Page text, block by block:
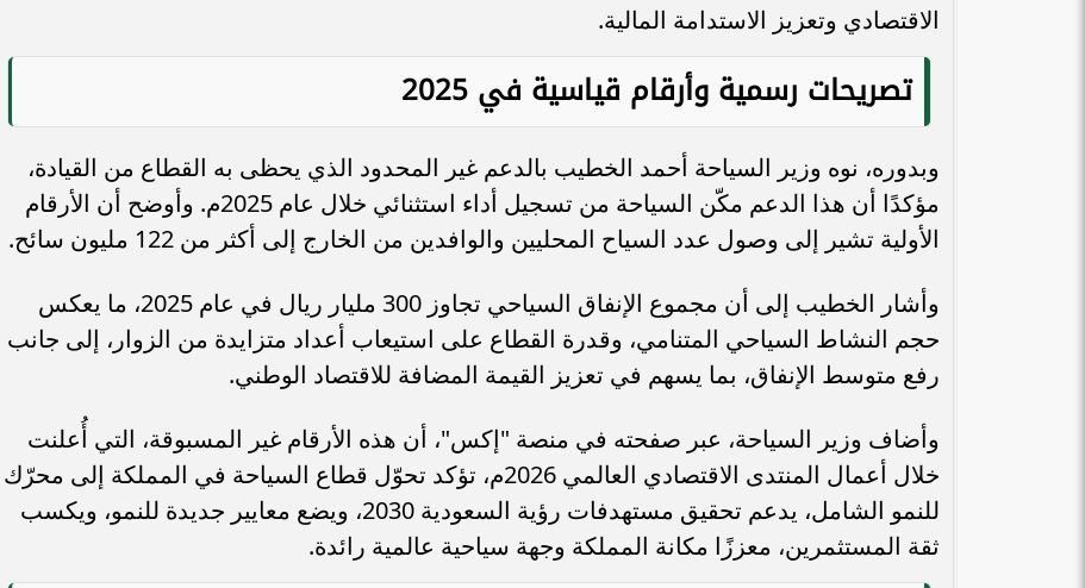
الاقتصادي وتعزيز الاستدامة المالية.
تصريحات رسمية وأرقام قياسية في 2025
وبدوره، نوه وزير السياحة أحمد الخطيب بالدعم غير المحدود الذي يحظى به القطاع من القيادة،
مؤكدًا أن هذا الدعم مكّن السياحة من تسجيل أداء استثنائي خلال عام 2025م. وأوضح أن الأرقام
الأولية تشير إلى وصول عدد السياح المحليين والوافدين من الخارج إلى أكثر من 122 مليون سائح.
وأشار الخطيب إلى أن مجموع الإنفاق السياحي تجاوز 300 مليار ريال في عام 2025، ما يعكس
حجم النشاط السياحي المتنامي، وقدرة القطاع على استيعاب أعداد متزايدة من الزوار، إلى جانب
رفع متوسط الإنفاق، بما يسهم في تعزيز القيمة المضافة للاقتصاد الوطني.
وأضاف وزير السياحة، عبر صفحته في منصة "إكس"، أن هذه الأرقام غير المسبوقة، التي أُعلنت
خلال أعمال المنتدى الاقتصادي العالمي 2026م، تؤكد تحوّل قطاع السياحة في المملكة إلى محرّك
للنمو الشامل، يدعم تحقيق مستهدفات رؤية السعودية 2030، ويضع معايير جديدة للنمو، ويكسب
ثقة المستثمرين، معززًا مكانة المملكة وجهة سياحية عالمية رائدة.
المهندسة بيان حلوم لـ«طموح»: تأهيل
المرأة وتعزيز مبادئها ورفع استحقاقها
هي الخطوة...
مؤشر السوق السعودية يتراجع 0.12% عند
الافتتاح وسط ضغوط من قطاع النقل
”الأهلي السعودي” يعتزم استرداد صكوك
إضافية من الفئة الأولى بقيمة 1.25 مليار...